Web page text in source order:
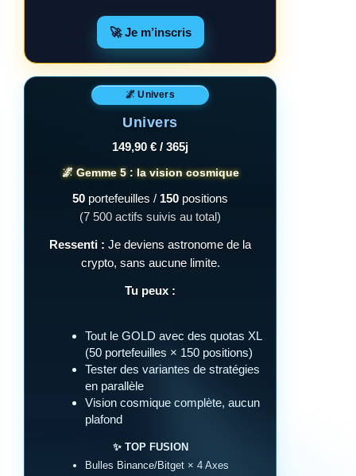
🚀 Je m’inscris
🌌 Univers
Univers
149,90 € / 365j
🌌 Gemme 5 : la vision cosmique
50 portefeuilles / 150 positions
(7 500 actifs suivis au total)
Ressenti : Je deviens astronome de la
crypto, sans aucune limite.
Tu peux :
Tout le GOLD avec des quotas XL
(50 portefeuilles × 150 positions)
Tester des variantes de stratégies
en parallèle
Vision cosmique complète, aucun
plafond
✨ TOP FUSION
Bulles Binance/Bitget × 4 Axes